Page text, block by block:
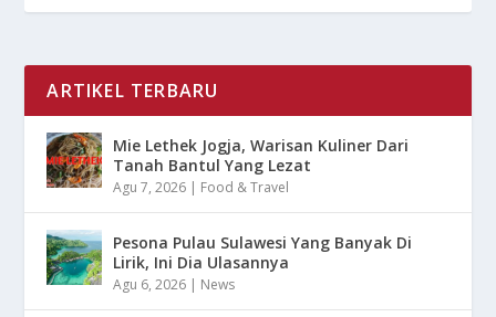
ARTIKEL TERBARU
Mie Lethek Jogja, Warisan Kuliner Dari
Tanah Bantul Yang Lezat
Agu 7, 2026 | Food & Travel
Pesona Pulau Sulawesi Yang Banyak Di
Lirik, Ini Dia Ulasannya
Agu 6, 2026 | News